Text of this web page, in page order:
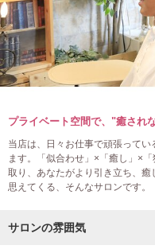
プライベート空間で、"癒され
当店は、日々お仕事で頑張って
ます。「似合わせ」×「癒し」×
取り、あなたがより引き立ち、癒
思えてくる、そんなサロンです。
サロンの雰囲気